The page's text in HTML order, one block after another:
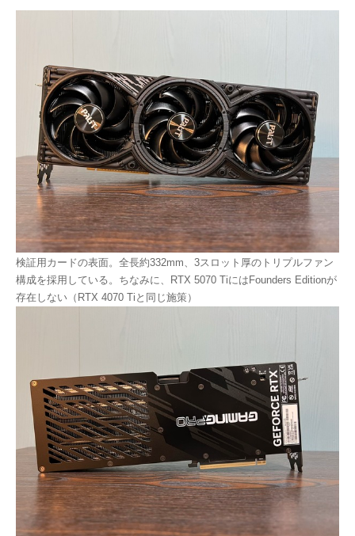
検証用カードの表面。全長約332mm、3スロット厚のトリプルファン
構成を採用している。ちなみに、RTX 5070 TiにはFounders Editionが
存在しない（RTX 4070 Tiと同じ施策）